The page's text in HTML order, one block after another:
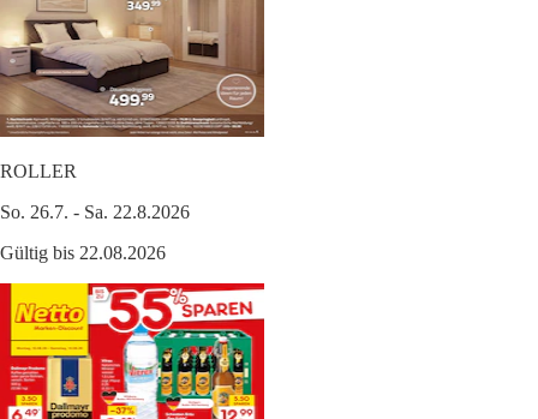
ROLLER
So. 26.7. - Sa. 22.8.2026
Gültig bis 22.08.2026